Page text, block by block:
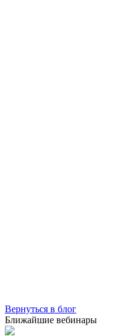
Вернуться в блог
Ближайшие вебинары